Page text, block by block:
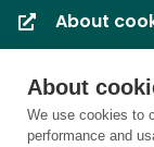
About
We use cookies to
performance and
About